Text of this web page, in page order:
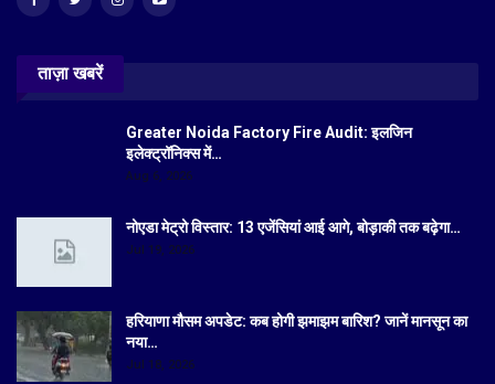
ताज़ा खबरें
Greater Noida Factory Fire Audit: इलजिन
इलेक्ट्रॉनिक्स में…
Aug 6, 2026
नोएडा मेट्रो विस्तार: 13 एजेंसियां आई आगे, बोड़ाकी तक बढ़ेगा…
Jul 19, 2026
हरियाणा मौसम अपडेट: कब होगी झमाझम बारिश? जानें मानसून का
नया…
Jul 18, 2026